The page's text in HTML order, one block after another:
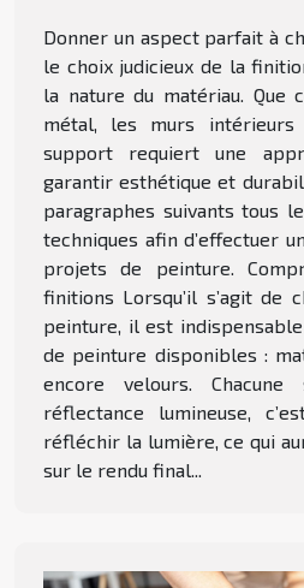
Donner un aspect parfait à
le choix judicieux de la
la nature du matériau.
métal, les murs intérieurs
support requiert une
garantir esthétique et
paragraphes suivants tous
techniques afin d’effectuer
projets de peinture.
finitions Lorsqu’il s’agit de
peinture, il est
de peinture disponibles :
encore velours.
réflectance lumineuse,
réfléchir la lumière, ce qui
sur le rendu final...